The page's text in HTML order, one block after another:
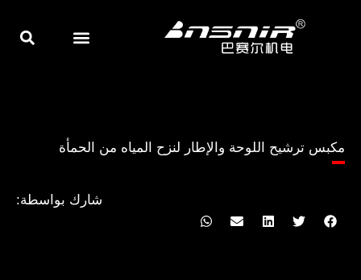
مكبس ترشيح اللوحة والإطار لنزح المياه من الحمأة
شارك بواسطة: